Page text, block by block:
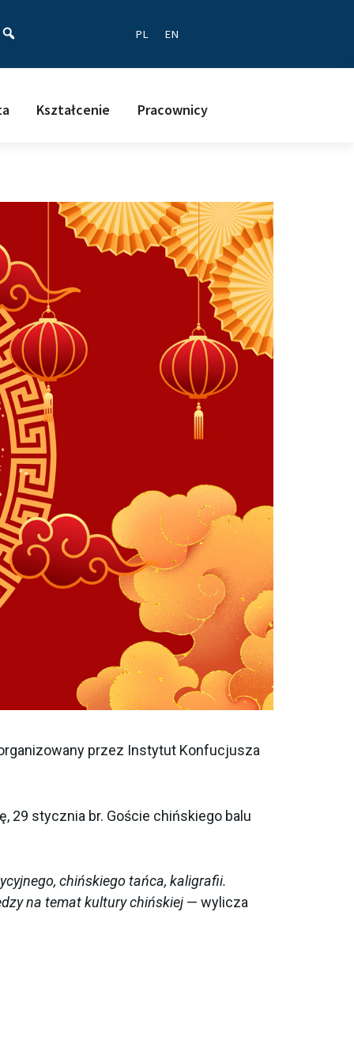
PL EN
Kształcenie Pracownicy
przez Instytut Konfucjusza
29 stycznia br. Goście chińskiego balu
chińskiego tańca, kaligrafii.
na temat kultury chińskiej — wylicza